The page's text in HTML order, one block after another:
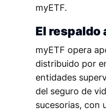
myETF.
El respaldo
myETF opera
distribuido por
entidades
del seguro de
sucesorias, con